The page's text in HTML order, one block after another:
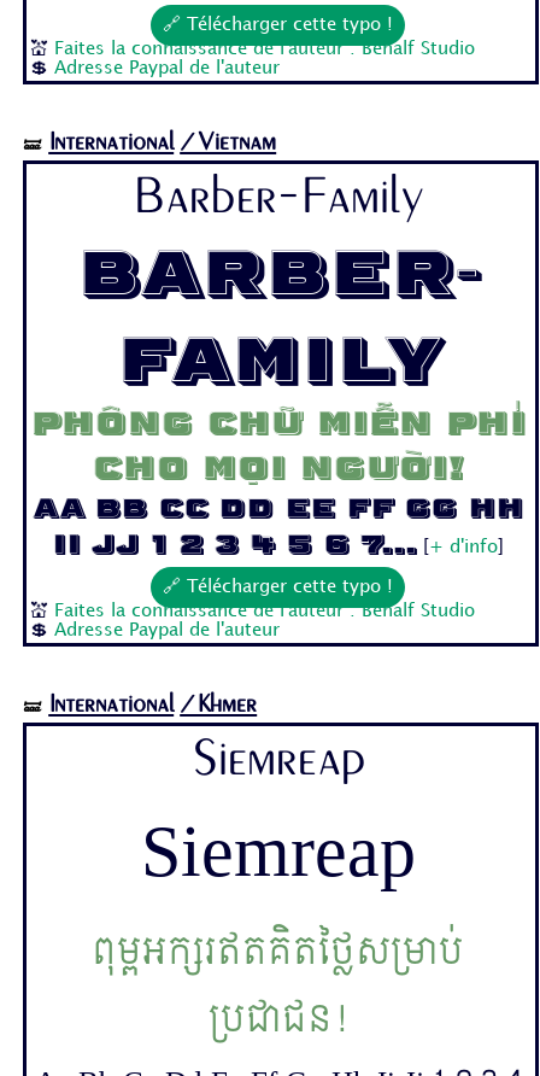
🔗 Télécharger cette typo !
💒
Faites la connaissance de l'auteur : Behalf Studio
💲Adresse Paypal de l'auteur
🝛 International /Vietnam
Barber-Family
Barber-
Family
Phông chữ miễn phí
cho mọi người!
Aa Bb Cc Dd Ee Ff Gg Hh
Ii Jj 1 2 3 4 5 6 7...
+ d'info
🔗 Télécharger cette typo !
💒
Faites la connaissance de l'auteur : Behalf Studio
💲Adresse Paypal de l'auteur
🝛 International /Khmer
Siemreap
Siemreap
ពុម្ពអក្សរឥតគិតថ្លៃសម្រាប់
ប្រជាជន!